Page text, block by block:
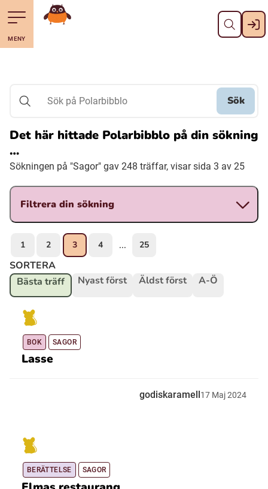
Till navigering av sidans innehåll
Hoppa till sidans huvudinnehåll Stäng
Åarjelsaemiengïele (Sydsamiska)
Davvisámegiella (Nordsamiska)
Bidumsámegiella (Pitesamiska)
Ubmejesámiengiälla (Umesamiska)
Kaale (Romska)
Lovari (Romska)
MENY
Gå till startsidan
Sök på Polarbibblo
Sök
Det här hittade Polarbibblo på din sökning
…
Sökningen på "Sagor" gav 248 träffar, visar sida 3 av 25
Filtrera din sökning
1 2 3 4 ... 25
SORTERA
Bästa träff
Nyast först Äldst först A-Ö
BOK SAGOR
Lasse
godiskaramell 17 Maj2024
BERÄTTELSE SAGOR